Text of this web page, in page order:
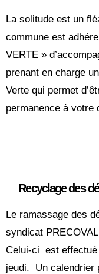
La solitude est un
commune est
VERTE »
prenant en charge
Verte qui permet
permanence à votre
Recyclage des
Le ramassage des
syndicat
Celui-ci est
jeudi. Un calendrier